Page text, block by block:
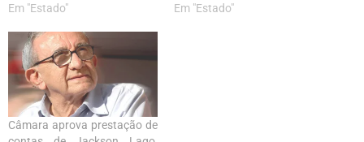
Em "Estado"
Em "Estado"
Câmara aprova prestação de